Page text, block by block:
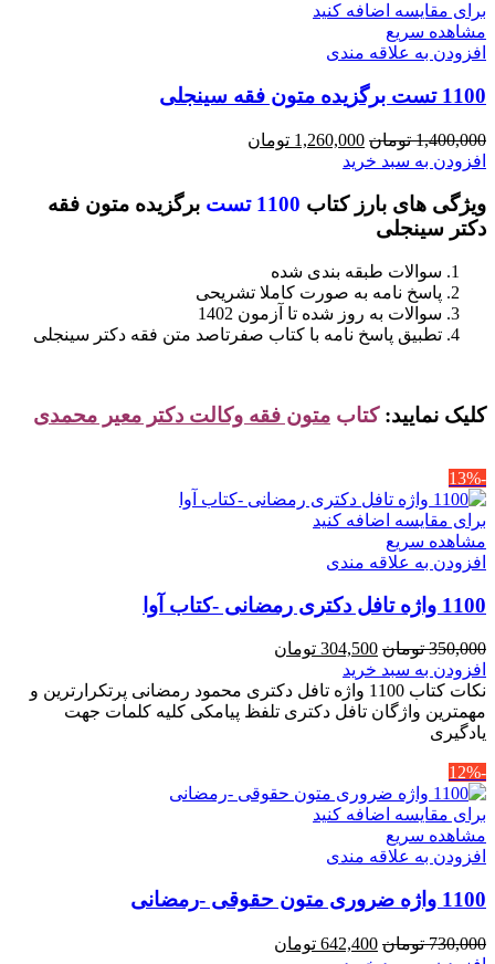
برای مقایسه اضافه کنید
مشاهده سریع
افزودن به علاقه مندی
1100 تست برگزیده متون فقه سینجلی
1,400,000 تومان قیمت
اصلی
بود.
1,260,000 تومان
است.
افزودن به سبد خرید
ویژگی های بارز کتاب 1100 تست
برگزیده متون فقه
دکتر سینجلی
سوالات طبقه بندی شده
پاسخ نامه به صورت کاملا تشریحی
سوالات به روز شده تا آزمون 1402
تطبیق پاسخ نامه با کتاب صفرتاصد متن فقه دکتر سینجلی
کلیک نمایید: کتاب متون فقه وکالت دکتر معیر محمدی
-13%
برای مقایسه اضافه کنید
مشاهده سریع
افزودن به علاقه مندی
1100 واژه تافل دکتری رمضانی -کتاب آوا
350,000 تومان قیمت
اصلی
350,000 تومان
بود.
304,500 تومان
304,500 تومان
است.
افزودن به سبد خرید
نکات کتاب 1100 واژه تافل دکتری محمود رمضانی پرتکرارترین و
مهمترین واژگان تافل دکتری تلفظ پیامکی کلیه کلمات جهت
یادگیری
-12%
برای مقایسه اضافه کنید
مشاهده سریع
افزودن به علاقه مندی
1100 واژه ضروری متون حقوقی -رمضانی
730,000 تومان قیمت
642,400 تومان